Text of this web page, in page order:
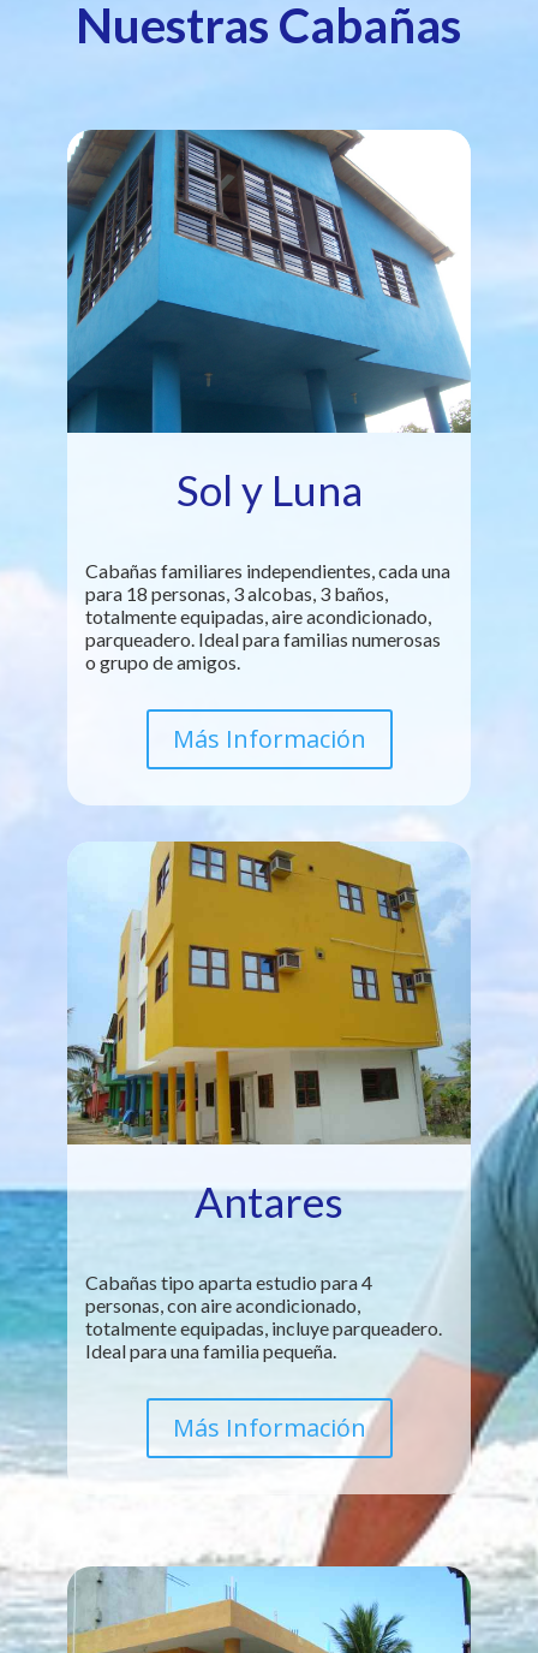
Nuestras Cabañas
Sol y Luna
Cabañas familiares independientes, cada una
para 18 personas, 3 alcobas, 3 baños,
totalmente equipadas, aire acondicionado,
parqueadero. Ideal para familias numerosas
o grupo de amigos.
Más Información
Antares
Cabañas tipo aparta estudio para 4
personas, con aire acondicionado,
totalmente equipadas, incluye parqueadero.
Ideal para una familia pequeña.
Más Información